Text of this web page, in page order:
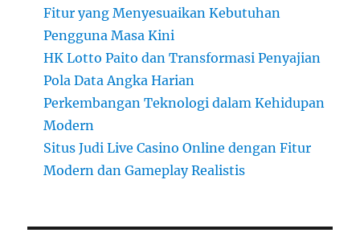
Fitur yang Menyesuaikan Kebutuhan
Pengguna Masa Kini
HK Lotto Paito dan Transformasi Penyajian
Pola Data Angka Harian
Perkembangan Teknologi dalam Kehidupan
Modern
Situs Judi Live Casino Online dengan Fitur
Modern dan Gameplay Realistis